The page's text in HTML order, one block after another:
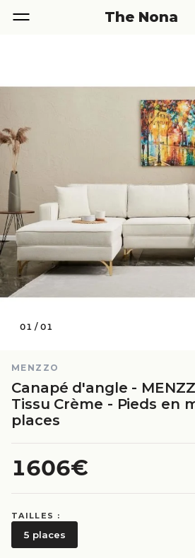
The Nona
01 /01
MENZZO
Canapé d'angle -
Tissu Crème - Pieds en
places
1606€
TAILLES :
5 places